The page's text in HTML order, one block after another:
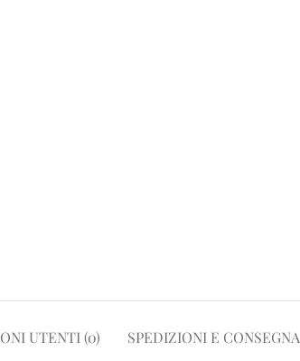
UTENTI (0) SPEDIZIONI E CONSEGNA